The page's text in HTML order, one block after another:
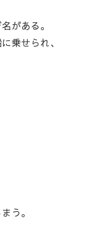
がある。
乗せられ、
う。